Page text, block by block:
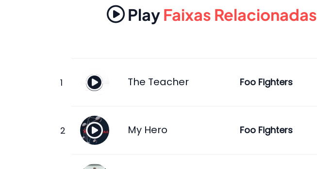
PlayFaixas Relacionadas
The Teacher Foo Fighters
My Hero Foo Fighters